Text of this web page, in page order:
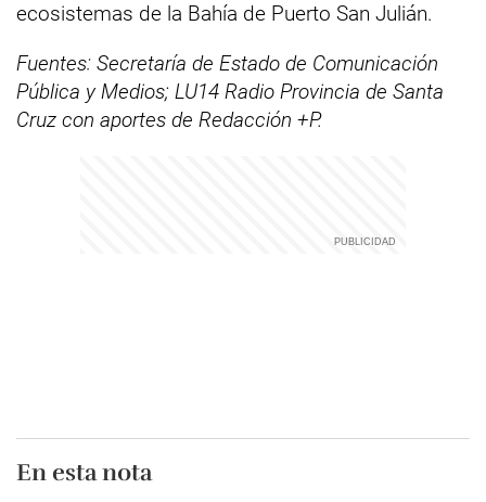
ecosistemas de la Bahía de Puerto San Julián.
Fuentes: Secretaría de Estado de Comunicación
Pública y Medios; LU14 Radio Provincia de Santa
Cruz con aportes de Redacción +P.
En esta nota